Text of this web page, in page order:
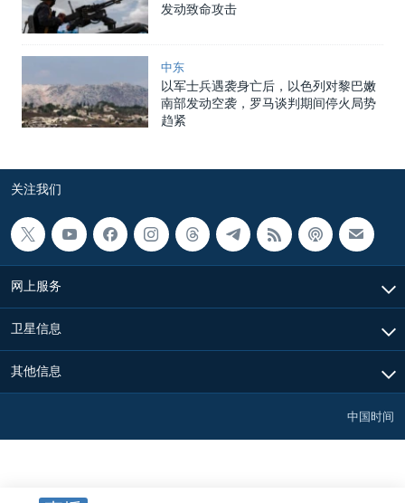
发动致命攻击
中东
以军士兵遇袭身亡后，以色列对黎巴嫩
南部发动空袭，罗马谈判期间停火局势
趋紧
关注我们
网上服务
卫星信息
其他信息
中国时间